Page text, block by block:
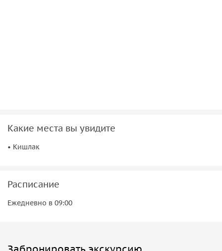
Какие места вы увидите
• Кишлак
Расписание
Ежедневно в 09:00